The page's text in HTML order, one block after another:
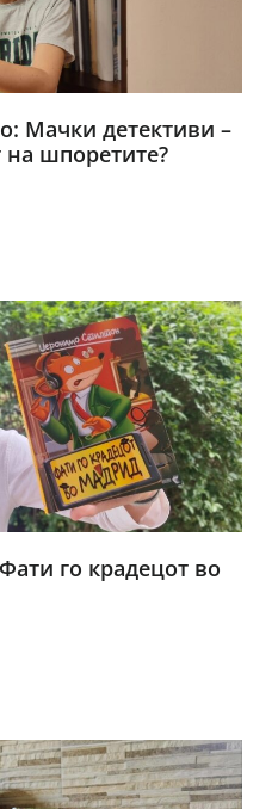
Мачки детективи –
на шпоретите?
го крадецот во